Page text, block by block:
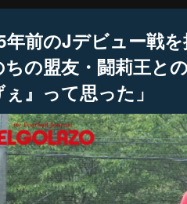
年前のJデビュー戦を
ちの盟友・闘莉王と
ぇ』って思った」